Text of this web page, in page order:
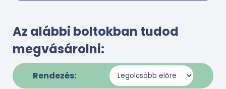
Az alábbi boltokban tudod
megvásárolni:
Rendezés: